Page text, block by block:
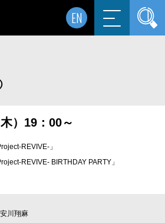
EN
）19：00～
REVIVE-」
REVIVE- BIRTHDAY PARTY」
川翔麻